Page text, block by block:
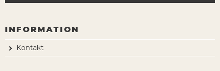
INFORMATION
Kontakt